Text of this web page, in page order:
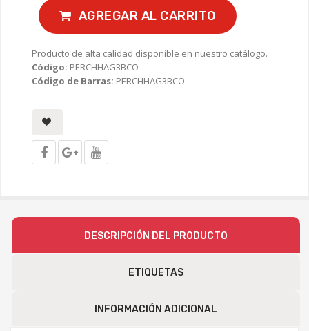
AGREGAR AL CARRITO
Producto de alta calidad disponible en nuestro catálogo.
Código: PERCHHAG3BCO
Código de Barras: PERCHHAG3BCO
DESCRIPCIÓN DEL PRODUCTO
ETIQUETAS
INFORMACIÓN ADICIONAL